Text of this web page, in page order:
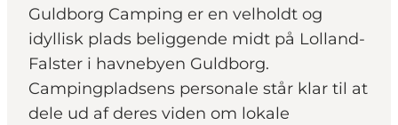
Gastronomi
Planlæg din ferie
Guldborg Camping er en velholdt og
idyllisk plads beliggende midt på Lolland-
Falster i havnebyen Guldborg.
Campingpladsens personale står klar til at
dele ud af deres viden om lokale